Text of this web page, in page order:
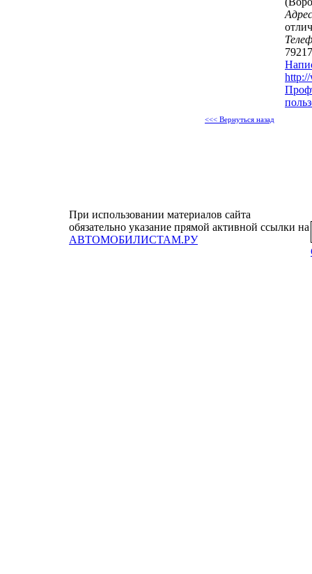
<<< Вернуться назад
При использовании материалов сайта
обязательно указание прямой активной ссылки на
АВТОМОБИЛИСТАМ.РУ